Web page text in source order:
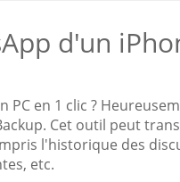
d'un
en 1 clic ?
Cet outil peut
l'historique des
etc.